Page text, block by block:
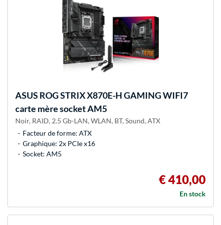
ASUS ROG STRIX X870E-H GAMING WIFI7
carte mère socket AM5
Noir, RAID, 2.5 Gb-LAN, WLAN, BT, Sound, ATX
Facteur de forme: ATX
Graphique: 2x PCIe x16
Socket: AM5
€ 410,00
En stock